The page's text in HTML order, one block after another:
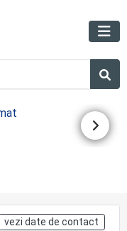
vezi date de contact